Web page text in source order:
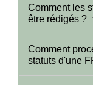
Comment les
être rédigés ?
Comment
statuts d'une